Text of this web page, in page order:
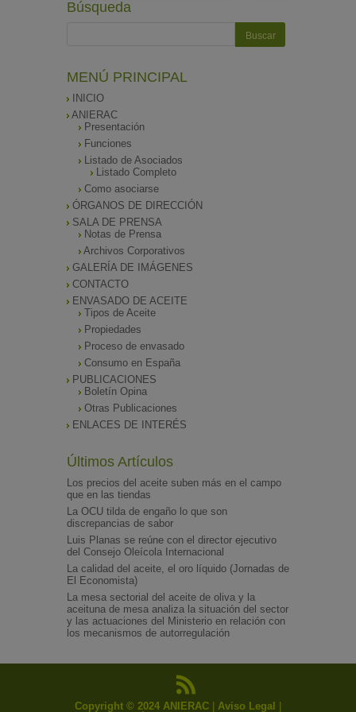
Búsqueda
MENÚ PRINCIPAL
INICIO
ANIERAC
Presentación
Funciones
Listado de Asociados
Listado Completo
Como asociarse
ÓRGANOS DE DIRECCIÓN
SALA DE PRENSA
Notas de Prensa
Archivos Corporativos
GALERÍA DE IMÁGENES
CONTACTO
ENVASADO DE ACEITE
Tipos de Aceite
Propiedades
Proceso de envasado
Consumo en España
PUBLICACIONES
Boletín Opina
Otras Publicaciones
ENLACES DE INTERÉS
Últimos Artículos
Los precios del aceite suben más en el campo
que en las tiendas
La OCU tilda de engaño lo que son
discrepancias de sabor
Luis Planas se reúne con el director ejecutivo
del Consejo Oleícola Internacional
La calidad del aceite, el oro líquido (Jornadas de
El Economista)
La mesa sectorial del aceite de oliva y la
aceituna de mesa analiza la situación del sector
y las actuaciones del Ministerio en relación con
los mecanismos de autorregulación
Copyright © 2024 ANIERAC Aviso Legal